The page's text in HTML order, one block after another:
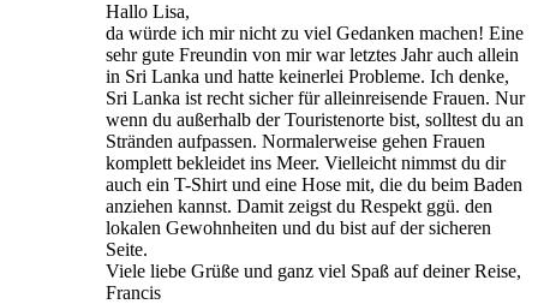
Hallo Lisa,
da würde ich mir nicht zu viel Gedanken machen! Eine
sehr gute Freundin von mir war letztes Jahr auch allein
in Sri Lanka und hatte keinerlei Probleme. Ich denke,
Sri Lanka ist recht sicher für alleinreisende Frauen. Nur
wenn du außerhalb der Touristenorte bist, solltest du an
Stränden aufpassen. Normalerweise gehen Frauen
komplett bekleidet ins Meer. Vielleicht nimmst du dir
auch ein T-Shirt und eine Hose mit, die du beim Baden
anziehen kannst. Damit zeigst du Respekt ggü. den
lokalen Gewohnheiten und du bist auf der sicheren
Seite.
Viele liebe Grüße und ganz viel Spaß auf deiner Reise,
Francis